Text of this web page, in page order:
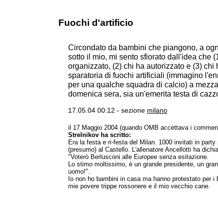
Fuochi d'artificio
Circondato da bambini che piangono, a
sotto il mio, mi sento sfiorato dall'idea che
organizzato, (2) chi ha autorizzato e (3) chi
sparatoria di fuochi artificiali (immagino
per una qualche squadra di calcio) a
domenica sera, sia un'emerita testa di
17.05.04 00:12 - sezione milano
il 17 Maggio 2004 (quando OMB accettava i
Strelnikov ha scritto:
Era la festa e ri-festa del Milan. 1000 invitati in party
(presumo) al Castello. L'allenatore Ancellotti ha
"Voterò Berlusconi alle Europee senza esitazione.
Lo stimo moltissimo, è un grande presidente, un
uomo!".
Io non ho bambini in casa ma hanno protestato per
mie povere trippe rossonere e il mio vecchio cane.